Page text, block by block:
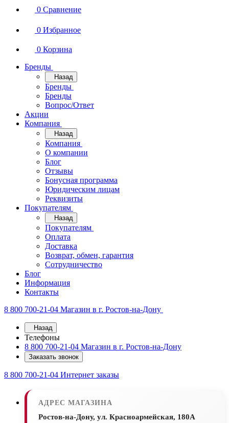
0 Сравнение
0 Избранное
0 Корзина
Бренды
Назад
Бренды
Бренды
Вопрос/Ответ
Акции
Компания
Назад
Компания
О компании
Блог
Отзывы
Бонусная программа
Юридическим лицам
Реквизиты
Покупателям
Назад
Покупателям
Оплата
Доставка
Возврат, обмен, гарантия
Сотрудничество
Блог
Информация
Контакты
8 800 700-21-04 Магазин в г. Ростов-на-Дону
Назад
Телефоны
8 800 700-21-04 Магазин в г. Ростов-на-Дону
Заказать звонок
8 800 700-21-04 Интернет заказы
АДРЕС МАГАЗИНА
Ростов-на-Дону, ул. Красноармейская, 180А